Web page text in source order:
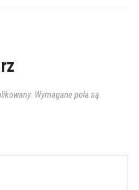
Wymagane pola są